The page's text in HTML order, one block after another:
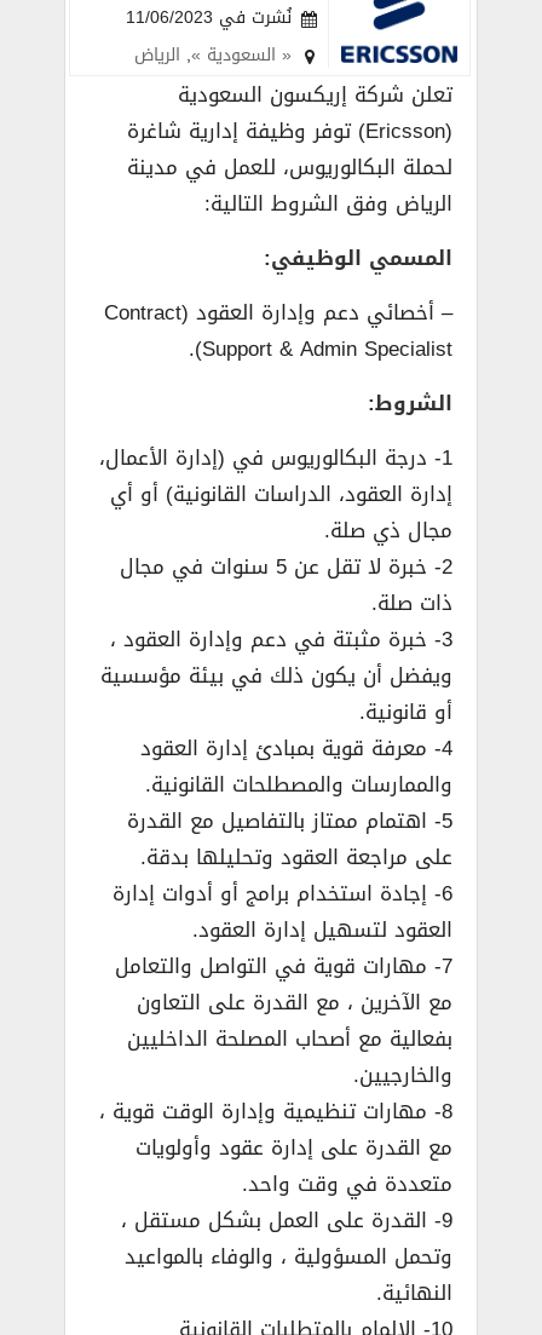
نُشرت في 11/06/2023
« السعودية », الرياض
تعلن شركة إريكسون السعودية
(Ericsson) توفر وظيفة إدارية شاغرة
لحملة البكالوريوس، للعمل في مدينة
الرياض وفق الشروط التالية:
المسمي الوظيفي:
– أخصائي دعم وإدارة العقود (Contract
Support & Admin Specialist).
الشروط:
1- درجة البكالوريوس في (إدارة الأعمال،
إدارة العقود، الدراسات القانونية) أو أي
مجال ذي صلة.
2- خبرة لا تقل عن 5 سنوات في مجال
ذات صلة.
3- خبرة مثبتة في دعم وإدارة العقود ،
ويفضل أن يكون ذلك في بيئة مؤسسية
أو قانونية.
4- معرفة قوية بمبادئ إدارة العقود
والممارسات والمصطلحات القانونية.
5- اهتمام ممتاز بالتفاصيل مع القدرة
على مراجعة العقود وتحليلها بدقة.
6- إجادة استخدام برامج أو أدوات إدارة
العقود لتسهيل إدارة العقود.
7- مهارات قوية في التواصل والتعامل
مع الآخرين ، مع القدرة على التعاون
بفعالية مع أصحاب المصلحة الداخليين
والخارجيين.
8- مهارات تنظيمية وإدارة الوقت قوية ،
مع القدرة على إدارة عقود وأولويات
متعددة في وقت واحد.
9- القدرة على العمل بشكل مستقل ،
وتحمل المسؤولية ، والوفاء بالمواعيد
النهائية.